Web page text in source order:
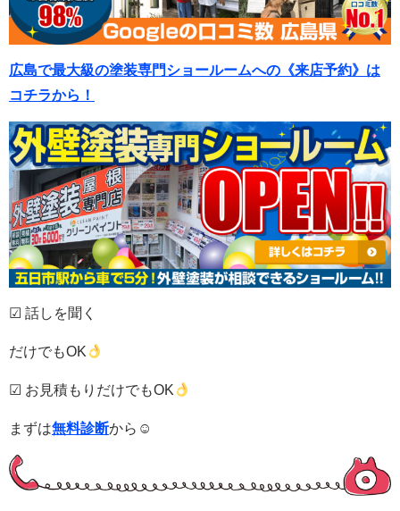
広島で最大級の塗装専門ショールームへの《来店予約》は
コチラから！
☑ 話しを聞く
だけでもOK
☑ お見積もりだけでもOK
まずは無料診断から☺